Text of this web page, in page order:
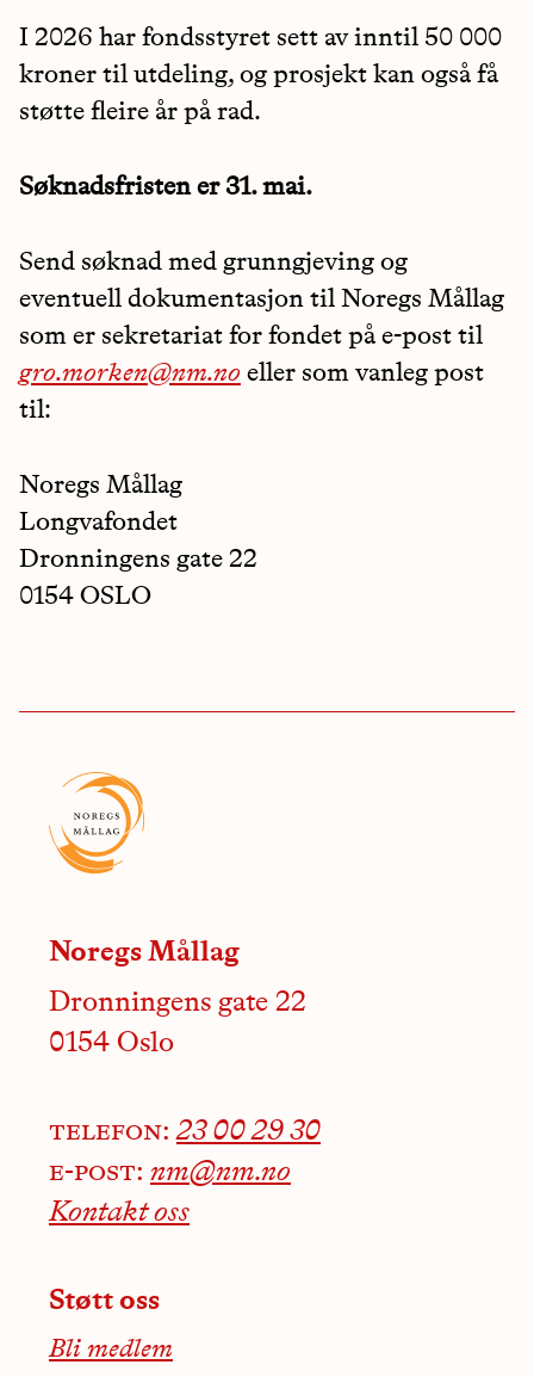
I 2026 har fondsstyret sett av inntil 50 000
kroner til utdeling, og prosjekt kan også få
støtte fleire år på rad.
Søknadsfristen er 31. mai.
Send søknad med grunngjeving og
eventuell dokumentasjon til Noregs Mållag
som er sekretariat for fondet på e-post til
gro.morken@nm.no eller som vanleg post
til:
Noregs Mållag
Longvafondet
Dronningens gate 22
0154 OSLO
Noregs Mållag
Dronningens gate 22
0154 Oslo
telefon:23 00 29 30
e-post: nm@nm.no
Kontakt oss
Støtt oss
Bli medlem